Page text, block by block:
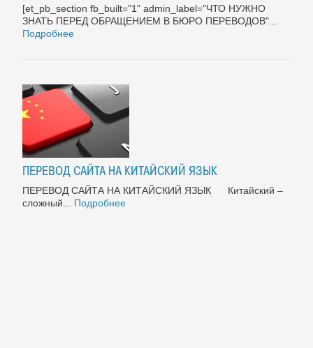
[et_pb_section fb_built="1" admin_label="ЧТО НУЖНО
ЗНАТЬ ПЕРЕД ОБРАЩЕНИЕМ В БЮРО ПЕРЕВОДОВ"...
Подробнее
ПЕРЕВОД САЙТА НА КИТАЙСКИЙ ЯЗЫК
ПЕРЕВОД САЙТА НА КИТАЙСКИЙ ЯЗЫК Китайский –
сложный... Подробнее